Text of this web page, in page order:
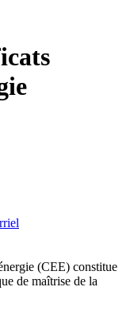
(CEE) constitue
de maîtrise de la